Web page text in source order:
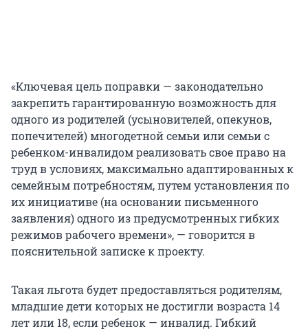
«Ключевая цель поправки — законодательно
закрепить гарантированную возможность для
одного из родителей (усыновителей, опекунов,
попечителей) многодетной семьи или семьи с
ребенком-инвалидом реализовать свое право на
труд в условиях, максимально адаптированных к
семейным потребностям, путем установления по
их инициативе (на основании письменного
заявления) одного из предусмотренных гибких
режимов рабочего времени», — говорится в
пояснительной записке к проекту.
Такая льгота будет предоставляться родителям,
младшие дети которых не достигли возраста 14
лет или 18, если ребенок — инвалид. Гибкий